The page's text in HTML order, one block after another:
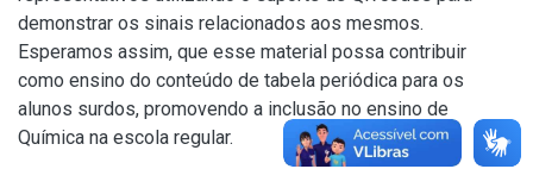
demonstrar os sinais relacionados aos mesmos.
Esperamos assim, que esse material possa contribuir
como ensino do conteúdo de tabela periódica para os
alunos surdos, promovendo a inclusão no ensino de
Química na escola regular.